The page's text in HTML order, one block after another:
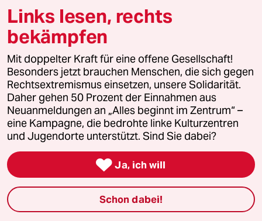
taz zahl ich
taz lab Infobrief
Veranstaltungen
Demnächst
Vor Ort
Live im Stream
Vergangene
Links lesen, rechts
bekämpfen
Mit doppelter Kraft für eine offene Gesellschaft!
Besonders jetzt brauchen Menschen, die sich gegen
Rechtsextremismus einsetzen, unsere Solidarität.
Daher gehen 50 Prozent der Einnahmen aus
Neuanmeldungen an „Alles beginnt im Zentrum“ –
eine Kampagne, die bedrohte linke Kulturzentren
und Jugendorte unterstützt. Sind Sie dabei?
 Ja, ich will
Schon dabei!